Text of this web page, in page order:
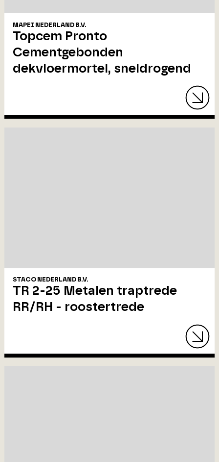
MAPEI NEDERLAND B.V.
Topcem Pronto
Cementgebonden
dekvloermortel, sneldrogend
STACO NEDERLAND B.V.
TR 2-25 Metalen traptrede
RR/RH - roostertrede